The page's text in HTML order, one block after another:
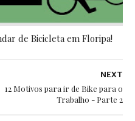
de Bicicleta em Floripa!
NEXT
12 Motivos para ir de Bike para o
Trabalho - Parte 2